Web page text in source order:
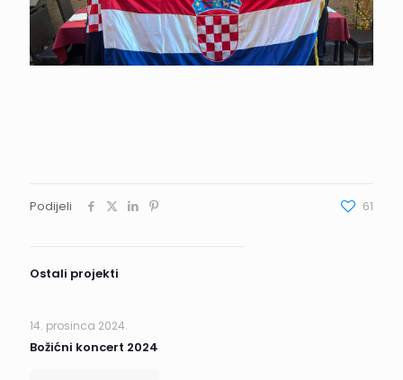
Podijeli 61
Ostali projekti
14. prosinca 2024.
Božićni koncert 2024